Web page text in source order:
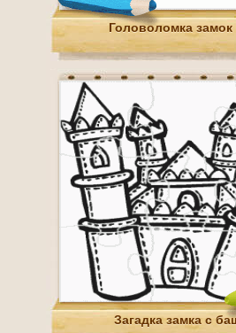
Головоломка замок
Загадка замка с